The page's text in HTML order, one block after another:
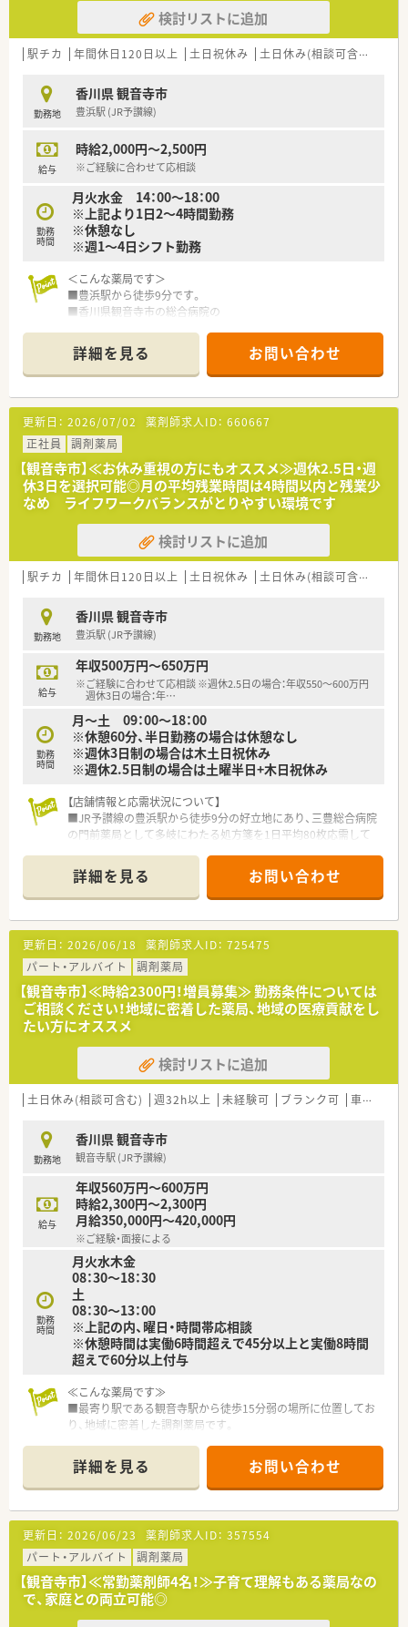
検討リストに追加
駅チカ 年間休日120日以上 土日祝休み 土日休み(相談可含む)
勤務地
香川県 観音寺市
豊浜駅 (JR予讃線)
給与
時給2,000円～2,500円
※ご経験に合わせて応相談
勤務
時間
月火水金 14：00～18：00
※上記より1日2～4時間勤務
※休憩なし
※週1～4日シフト勤務
＜こんな薬局です＞
■豊浜駅から徒歩9分です。
■香川県観音寺市の総合病院の
■近隣に内科のクリニックもございますので、
総合科目も内科も学ぶ事が可能です。
■こちらの店舗のみとなっておりますので、
店舗異動もございません。
■投薬口は2台ございます。
■待合室から調剤室が見える様な
大きな窓がある作りになっています。
■待合スペースには13人程座れるスペースがあり
患者様が待ち時間もゆっくり過ごせる用
■一般医薬品やスキンケア用品、
介護用品の取り扱いもございます。
■1日2時間の勤務も相談可能です。
午後の時間帯に勤務出来る方、歓迎致します！
＜業務内容＞
業務に従事していただきます。
＜研修制度＞
■メーカー研修も定期的に実施しています。
＜こんな方にもオススメ＞
■Wワークをしたい方
■隙間時間に少しだけ働きたい方
■扶養内で働きたい方
等々気になる方はお気軽にお問い合わせ下さい！
詳細を見る お問い合わせ
更新日： 2026/07/02 薬剤師求人ID： 660667
正社員
調剤薬局
【観音寺市】≪お休み重視の方にもオススメ≫週休2.5日・週
休3日を選択可能◎月の平均残業時間は4時間以内と残業少
なめ ライフワークバランスがとりやすい環境です
検討リストに追加
駅チカ 年間休日120日以上 土日祝休み 土日休み(相談可含む)
勤務地
香川県 観音寺市
豊浜駅 (JR予讃線)
給与
年収500万円～650万円
※ご経験に合わせて応相談 ※週休2.5日の場合：年収550～600万円
週休3日の場合：年…
勤務
時間
月～土 09：00～18：00
※休憩60分、半日勤務の場合は休憩なし
※週休3日制の場合は木土日祝休み
※週休2.5日制の場合は土曜半日+木日祝休み
【店舗情報と応需状況について】
■JR予讃線の豊浜駅から徒歩9分の好立地にあり、三豊総合病院
の門前薬局として多岐にわたる処方箋を1日平均80枚応需して
■応需科目は内科や糖尿病内科が50％、総合が40％、広域が
10％となっており、薬剤師2名とパート1名、事務3名の体制で運
営します。
■処方箋科目に基づいた調剤のほか、地域ニーズに応じた数件の
居宅在宅業務にも対応しており、幅広い知識を習得できる環境が
整っています。
【求人情報について】
■お休みを重視したい方向けに週休2.5日や週休3日の選択も可
能で、ライフスタイルに合わせた雇用契約を柔軟に相談できる求
人です。
■正社員の働き方は多様で、週休2.5日の場合は年収550～600万
円、週休3日の場合：年収500～550万円を目指せます。
■昇給は会社業績に応じて実施されるほか、賞与は年2回で前年
度実績3ヶ月分の支給があるなど、頑張りが還元される給与体系
【勤務実態について】
■残業時間は月平均4時間程度と極めて少なく、19時の終業後に
はプライベートや家庭の時間をしっかりと確保することが可能
です。
■週休3日制度を選択した場合は、嬉しい土日休みを実現するこ
とも可能となっており、ワークライフバランスを最優先に働けま
す。
■有給休暇は法定通り付与され、年末年始は12月30日から1月3
日までしっかりお休みとなるため、年間休日も120日以上と充実
しています。
【法人特徴について】
■香川県観音寺市にて地域に密着した1店舗のみを運営してお
り、店舗異動が一切ないため生活環境を変えずに安定して勤務が
■総合病院の門前という立地を活かした高い専門性と、一般医薬
品から介護用品まで扱う利便性を兼ね備えた薬局経営を行って
います。
確保した開放的な待合室を設けるなど、地域住民の健康を支える
理念があります。
詳細を見る お問い合わせ
更新日： 2026/06/18 薬剤師求人ID： 725475
パート・アルバイト
調剤薬局
【観音寺市】≪時給2300円！増員募集≫ 勤務条件については
ご相談ください！地域に密着した薬局、地域の医療貢献をし
たい方にオススメ
検討リストに追加
土日休み(相談可含む) 週32h以上 未経験可 ブランク可 車通勤可
勤務地
香川県 観音寺市
観音寺駅 (JR予讃線)
給与
年収560万円～600万円
時給2,300円～2,300円
月給350,000円～420,000円
※ご経験・面接による
勤務
時間
月火水木金
08：30～18：30
土
08：30～13：00
※上記の内、曜日・時間帯応相談
※休憩時間は実働6時間超えで45分以上と実働8時間
超えで60分以上付与
≪こんな薬局です≫
■最寄り駅である観音寺駅から徒歩15分弱の場所に位置してお
り、地域に密着した調剤薬局です。
診療科目の処方箋を応需しています。
■1日あたり50枚から60枚の処方箋を安定して受け付けており、
地域医療に深く貢献できる環境です。
≪こんな企業です≫
■昭和21年の設立以来、長きにわたり地域に密着した薬局運営
を行い、地元の方々から親しまれています。
■同エリア内にて調剤薬局を複数店舗展開しており、地域の医療
インフラとして欠かせない存在です。
■院外処方箋の増加に伴い、一般医薬品や漢方薬だけでなく、調
剤業務の充実にも力を入れている法人です。
詳細を見る お問い合わせ
更新日： 2026/06/23 薬剤師求人ID： 357554
パート・アルバイト
調剤薬局
【観音寺市】≪常勤薬剤師4名！≫子育て理解もある薬局なの
で、家庭との両立可能◎